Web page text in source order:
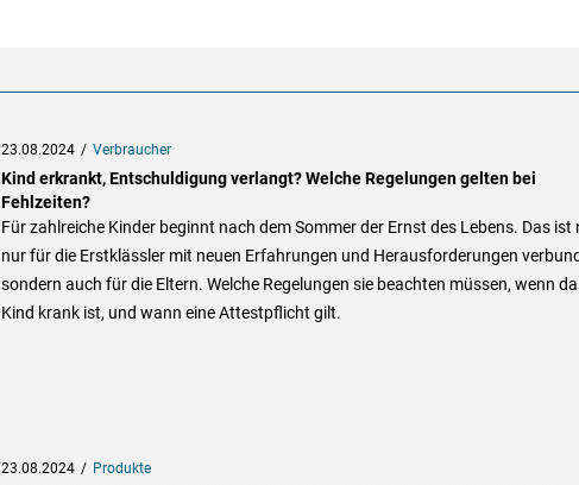
23.08.2024 Verbraucher
Kind erkrankt, Entschuldigung verlangt? Welche Regelungen gelten bei
Fehlzeiten?
Für zahlreiche Kinder beginnt nach dem Sommer der Ernst des Lebens. Das ist
nur für die Erstklässler mit neuen Erfahrungen und Herausforderungen
sondern auch für die Eltern. Welche Regelungen sie beachten müssen, wenn
Kind krank ist, und wann eine Attestpflicht gilt.
23.08.2024 Produkte